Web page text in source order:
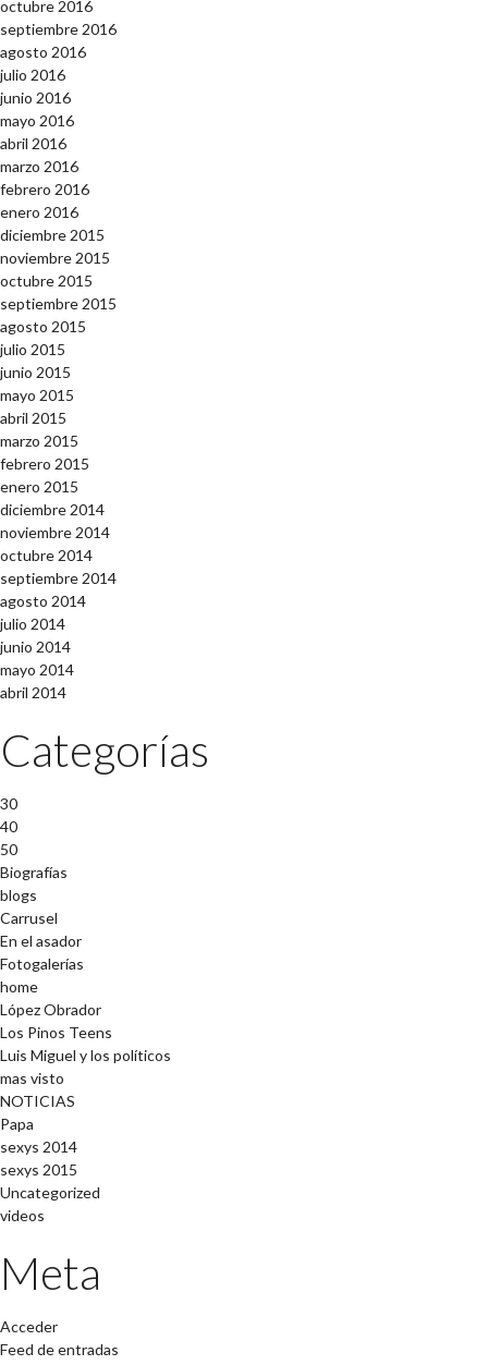
octubre 2016
septiembre 2016
agosto 2016
julio 2016
junio 2016
mayo 2016
abril 2016
marzo 2016
febrero 2016
enero 2016
diciembre 2015
noviembre 2015
octubre 2015
septiembre 2015
agosto 2015
julio 2015
junio 2015
mayo 2015
abril 2015
marzo 2015
febrero 2015
enero 2015
diciembre 2014
noviembre 2014
octubre 2014
septiembre 2014
agosto 2014
julio 2014
junio 2014
mayo 2014
abril 2014
Categorías
30
40
50
Biografías
blogs
Carrusel
En el asador
Fotogalerías
home
López Obrador
Los Pinos Teens
Luis Miguel y los políticos
mas visto
NOTICIAS
Papa
sexys 2014
sexys 2015
Uncategorized
videos
Meta
Acceder
Feed de entradas